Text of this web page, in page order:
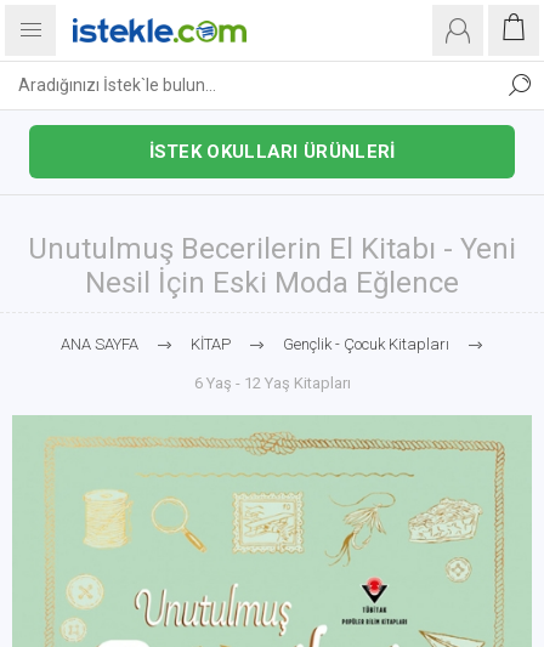
İSTEK OKULLARI ÜRÜNLERİ
Unutulmuş Becerilerin El Kitabı - Yeni
Nesil İçin Eski Moda Eğlence
ANA SAYFA KİTAP Gençlik - Çocuk Kitapları
6 Yaş - 12 Yaş Kitapları